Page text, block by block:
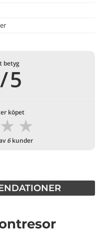
betyg
/5
köpet
★
★
6kunder